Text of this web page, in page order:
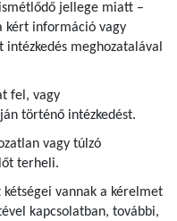
jellege miatt –
kért információ vagy
intézkedés meghozatalával
fel, vagy
történő intézkedést.
vagy túlzó
terheli.
kétségei vannak a kérelmet
kapcsolatban, további,